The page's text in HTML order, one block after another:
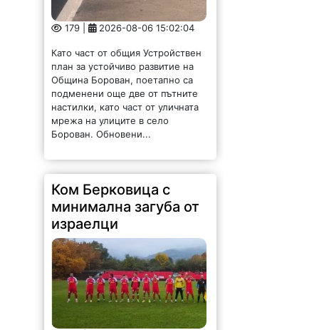
179 | 2026-08-06 15:02:04
план за устойчиво развитие на
Община Борован, поетапно са
подменени още две от пътните
настилки, като част от уличната
мрежа на улиците в село
Борован. Обновени...
Ком Берковица с
минимална загуба от
израелци
139 | 2026-08-06 14:56:14